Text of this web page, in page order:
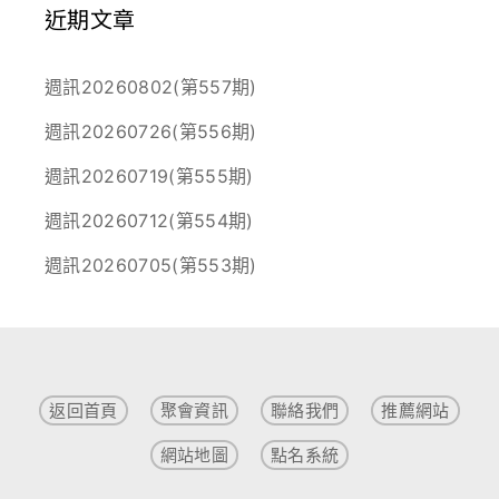
近期文章
週訊20260802(第557期)
週訊20260726(第556期)
週訊20260719(第555期)
週訊20260712(第554期)
週訊20260705(第553期)
返回首頁 聚會資訊 聯絡我們 推薦網站
網站地圖 點名系統